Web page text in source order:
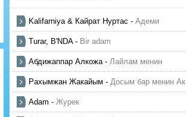
Kalifarniya & Кайрат Нуртас - Адеми
Turar, B'NDA- Bir adam
Абдижаппар Алкожа- Лайлам менин
Рахымжан Жакайым - Досым бар менин Актауда
Adam - Журек